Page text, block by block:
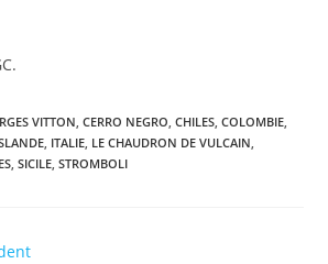
VITTON, CERRO NEGRO, CHILES, COLOMBIE,
, ITALIE, LE CHAUDRON DE VULCAIN,
, SICILE, STROMBOLI